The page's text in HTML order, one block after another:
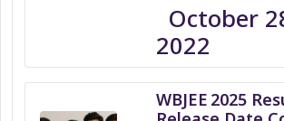
October
2022
WBJEE 2025